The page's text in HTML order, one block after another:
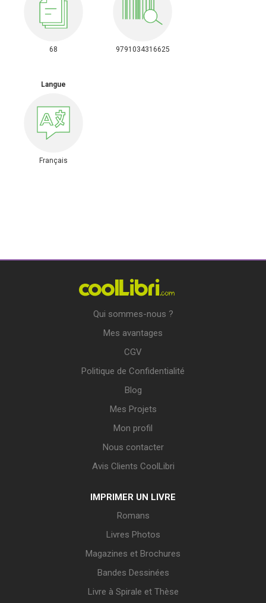
68 9791034316625
Langue
Français
Qui sommes-nous ?
Mes avantages
CGV
Politique de Confidentialité
Blog
Mes Projets
Mon profil
Nous contacter
Avis Clients CoolLibri
IMPRIMER UN LIVRE
Romans
Livres Photos
Magazines et Brochures
Bandes Dessinées
Livre à Spirale et Thèse